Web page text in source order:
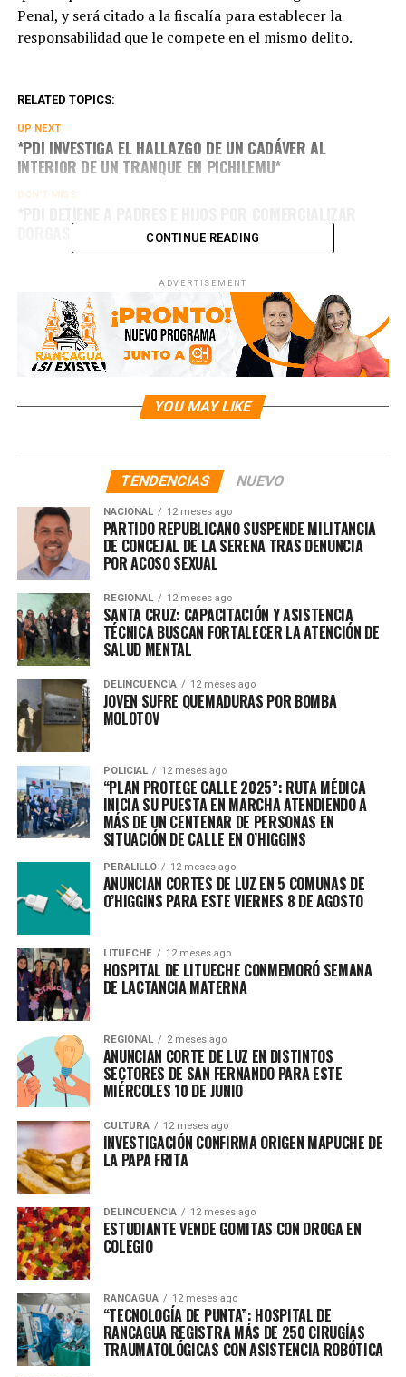
Penal, y será citado a la fiscalía para establecer la
responsabilidad que le compete en el mismo delito.
RELATED TOPICS:
UP NEXT
*PDI INVESTIGA EL HALLAZGO DE UN CADÁVER AL
INTERIOR DE UN TRANQUE EN PICHILEMU*
DON'T MISS
DORGAS EN SANTA CRUZ*CONTINUE READING
ADVERTISEMENT
YOU MAY LIKE
TENDENCIAS NUEVO
NACIONAL 12 meses ago
PARTIDO REPUBLICANO SUSPENDE MILITANCIA
DE CONCEJAL DE LA SERENA TRAS DENUNCIA
POR ACOSO SEXUAL
REGIONAL 12 meses ago
SANTA CRUZ: CAPACITACIÓN Y ASISTENCIA
TÉCNICA BUSCAN FORTALECER LA ATENCIÓN DE
SALUD MENTAL
DELINCUENCIA 12 meses ago
JOVEN SUFRE QUEMADURAS POR BOMBA
MOLOTOV
POLICIAL 12 meses ago
“PLAN PROTEGE CALLE 2025”: RUTA MÉDICA
INICIA SU PUESTA EN MARCHA ATENDIENDO A
MÁS DE UN CENTENAR DE PERSONAS EN
SITUACIÓN DE CALLE EN O’HIGGINS
PERALILLO 12 meses ago
ANUNCIAN CORTES DE LUZ EN 5 COMUNAS DE
O’HIGGINS PARA ESTE VIERNES 8 DE AGOSTO
LITUECHE 12 meses ago
HOSPITAL DE LITUECHE CONMEMORÓ SEMANA
DE LACTANCIA MATERNA
REGIONAL 2 meses ago
ANUNCIAN CORTE DE LUZ EN DISTINTOS
SECTORES DE SAN FERNANDO PARA ESTE
MIÉRCOLES 10 DE JUNIO
CULTURA 12 meses ago
INVESTIGACIÓN CONFIRMA ORIGEN MAPUCHE DE
LA PAPA FRITA
DELINCUENCIA 12 meses ago
ESTUDIANTE VENDE GOMITAS CON DROGA EN
COLEGIO
RANCAGUA 12 meses ago
“TECNOLOGÍA DE PUNTA”: HOSPITAL DE
RANCAGUA REGISTRA MÁS DE 250 CIRUGÍAS
TRAUMATOLÓGICAS CON ASISTENCIA ROBÓTICA